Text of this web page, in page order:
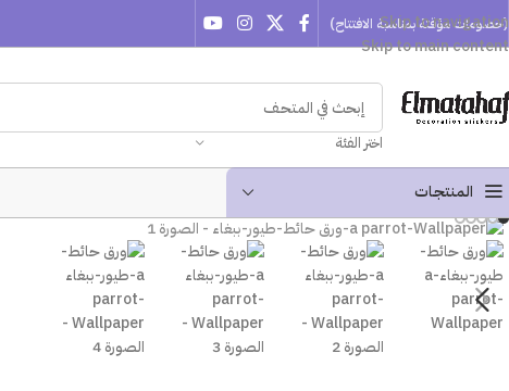
Skip to navigation
Skip to main content
(خصومات مؤقتة بمناسبة الافتتاح)
اختر الفئة
المنتجـات